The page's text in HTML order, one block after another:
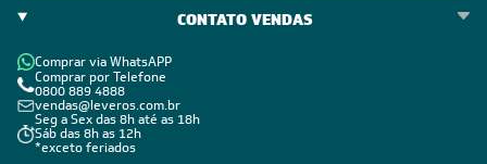
CONTATO VENDAS
Comprar via WhatsAPP
Comprar por Telefone
0800 889 4888
vendas@leveros.com.br
Seg a Sex das 8h até as 18h
Sáb das 8h as 12h
*exceto feriados